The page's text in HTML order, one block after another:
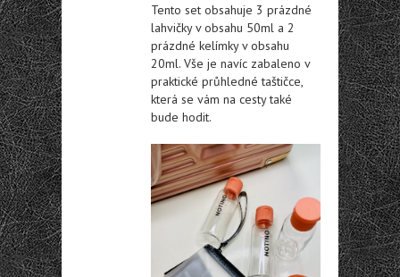
Tento set obsahuje 3 prázdné
lahvičky v obsahu 50ml a 2
prázdné kelímky v obsahu
20ml. Vše je navíc zabaleno v
praktické průhledné taštičce,
která se vám na cesty také
bude hodit.